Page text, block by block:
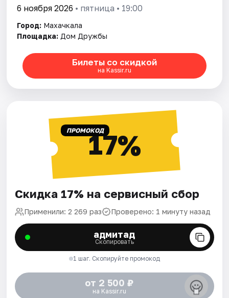
6 ноября 2026 • пятница • 19:00
Город: Махачкала
Площадка: Дом Дружбы
Билеты со скидкой
на Kassir.ru
ПРОМОКОД17%
Скидка 17% на сервисный сбор
Применили: 2 269 раз Проверено: 1 минуту назад
адмитад
Скопировать
1 шаг. Скопируйте промокод
от 2 500 ₽
на Kassir.ru